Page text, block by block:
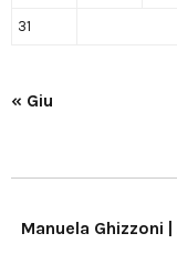
31
« Giu
Manuela